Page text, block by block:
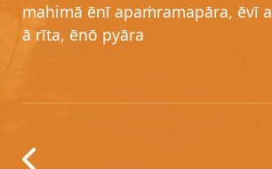
mahimā ēnī apaṁramapāra, ēvī
ā rīta, ēnō pyāra